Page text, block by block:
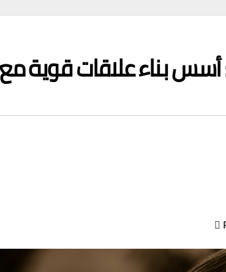
أسس بناء علاقات قوية